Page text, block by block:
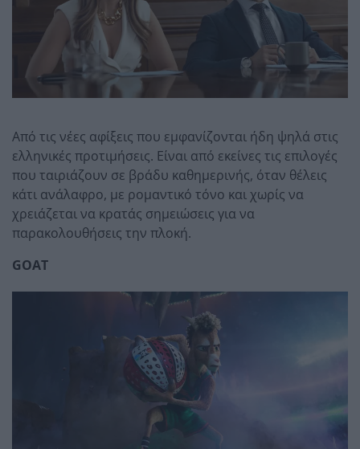
Από τις νέες αφίξεις που εμφανίζονται ήδη ψηλά στις
ελληνικές προτιμήσεις. Είναι από εκείνες τις επιλογές
που ταιριάζουν σε βράδυ καθημερινής, όταν θέλεις
κάτι ανάλαφρο, με ρομαντικό τόνο και χωρίς να
χρειάζεται να κρατάς σημειώσεις για να
παρακολουθήσεις την πλοκή.
GOAT